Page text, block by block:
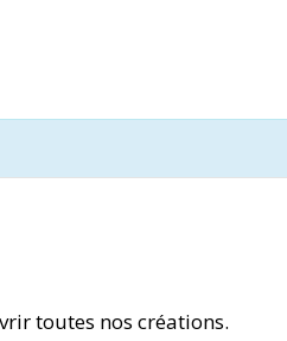
toutes nos créations.